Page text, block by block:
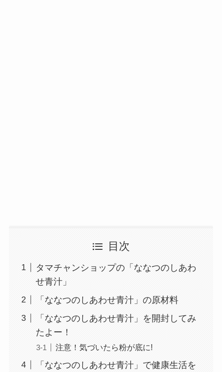
目次
タマチャンショップの「ななつのしあわ
せ青汁」
「ななつのしあわせ青汁」の原材料
「ななつのしあわせ青汁」を開封してみ
たよー！
注意！気づいたら粉が底に!
「ななつのしあわせ青汁」で健康生活を